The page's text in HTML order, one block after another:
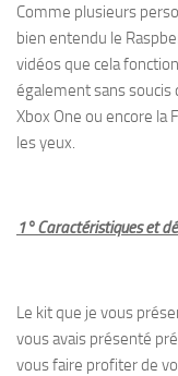
Comme plusieurs
bien entendu le
vidéos que cela
également sans soucis
Xbox One ou encore la
les yeux.
1° Caractéristiques et
Le kit que je vous
vous avais présenté
vous faire profiter de